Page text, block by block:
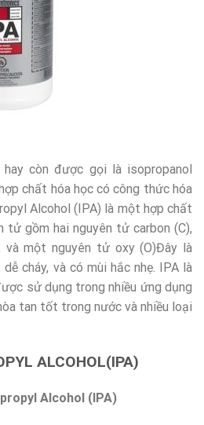
hay còn được gọi là isopropanol
chất hóa học có công thức hóa
Alcohol (IPA) là một hợp chất
tử gồm hai nguyên tử carbon (C),
và một nguyên tử oxy (O)Đây là
cháy, và có mùi hắc nhẹ. IPA là
sử dụng trong nhiều ứng dụng
tan tốt trong nước và nhiều loại
ALCOHOL(IPA)
Alcohol (IPA)